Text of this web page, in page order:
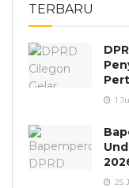
TERBARU
1
25